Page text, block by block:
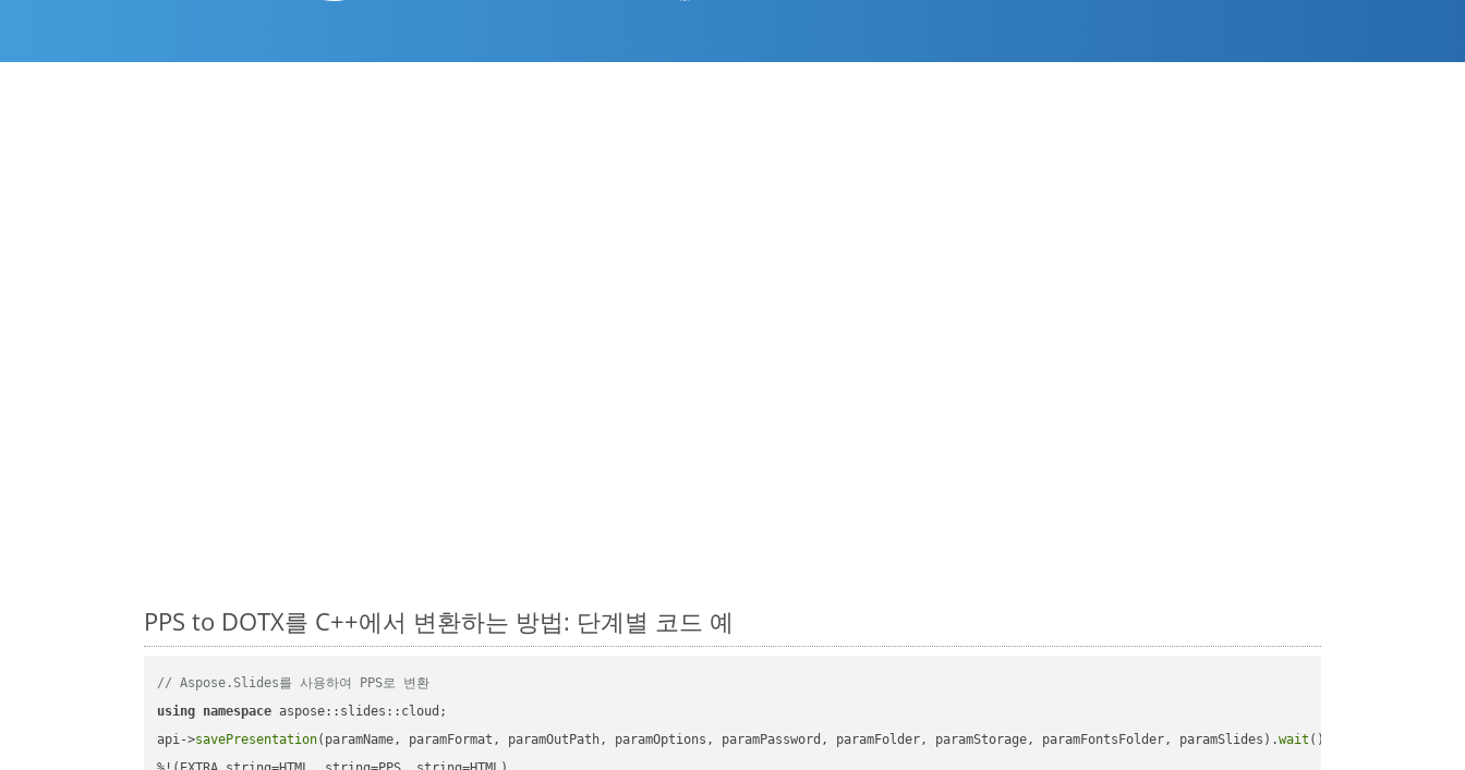
PPS to DOTX를 C++에서 변환하는 방법: 단계별 코드 예
// Aspose.Slides를 사용하여 PPS로 변환
using namespace aspose::slides::cloud;
api->savePresentation(paramName, paramFormat, paramOutPath, paramOptions, paramPassword, paramFolder, paramStorage, paramFontsFolder, paramSlides).wait ();